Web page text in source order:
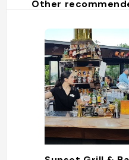
Other